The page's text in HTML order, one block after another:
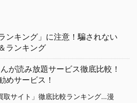
ンキング」に注意！騙されない
ランキング
が読み放題サービス徹底比較！
めサービス！
取サイト」徹底比較ランキング…漫